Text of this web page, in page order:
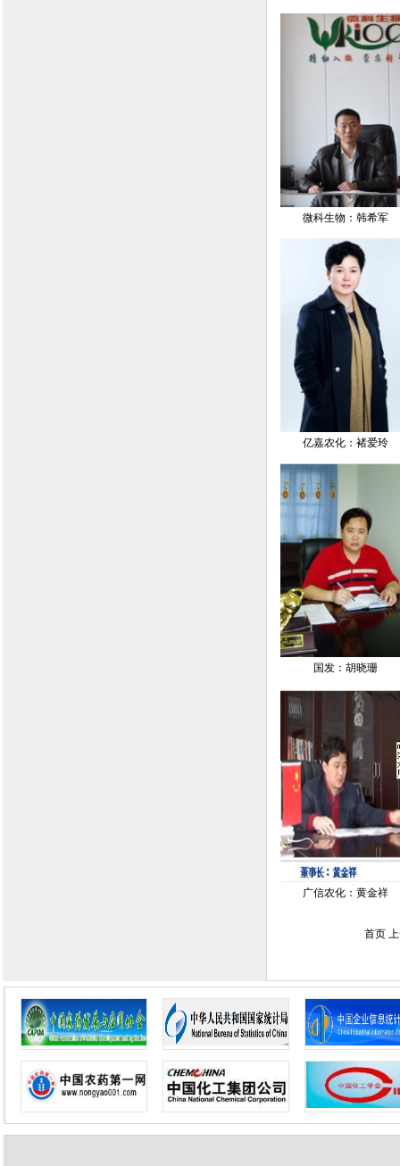
微科生物：韩希军
亿嘉农化：褚爱玲
国发：胡晓珊
广信农化：黄金祥
首页